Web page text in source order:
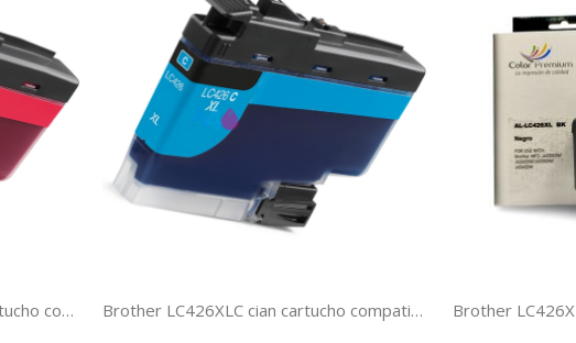
Brother LC426XLM magenta cartucho compatible Brother LC426XLC cian cartucho compatible